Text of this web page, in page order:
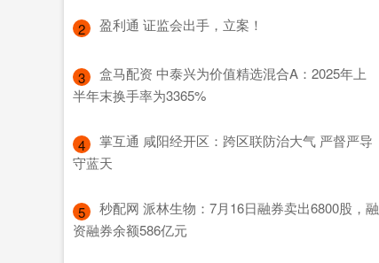
2 ​盈利通 证监会出手，立案！
3
​盒马配资 中泰兴为价值精选混合A：2025年上
半年末换手率为3365%
4
​掌互通 咸阳经开区：跨区联防治大气 严督严导
守蓝天
5
​秒配网 派林生物：7月16日融券卖出6800股，融
资融券余额586亿元